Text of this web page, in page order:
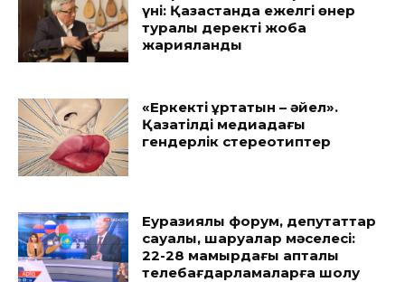
үні: Қазақстанда ежелгі өнер
туралы деректі жоба
жарияланды
«Еркекті құртатын – әйел».
Қазақтілді медиадағы
гендерлік стереотиптер
Еуразиялық форум, депутаттар
сауалы, шаруалар мәселесі:
22-28 мамырдағы апталық
телебағдарламаларға шолу